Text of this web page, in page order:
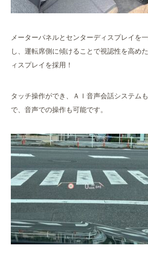
メーターパネルとセンターディスプレイを
し、運転席側に傾けることで視認性を高め
ィスプレイを採用！
タッチ操作ができ、ＡＩ音声会話システム
で、音声での操作も可能です。